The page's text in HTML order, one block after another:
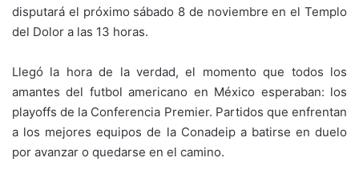
disputará el próximo sábado 8 de noviembre en el Templo
del Dolor a las 13 horas.
Llegó la hora de la verdad, el momento que todos los
amantes del futbol americano en México esperaban: los
playoffs de la Conferencia Premier. Partidos que enfrentan
a los mejores equipos de la Conadeip a batirse en duelo
por avanzar o quedarse en el camino.